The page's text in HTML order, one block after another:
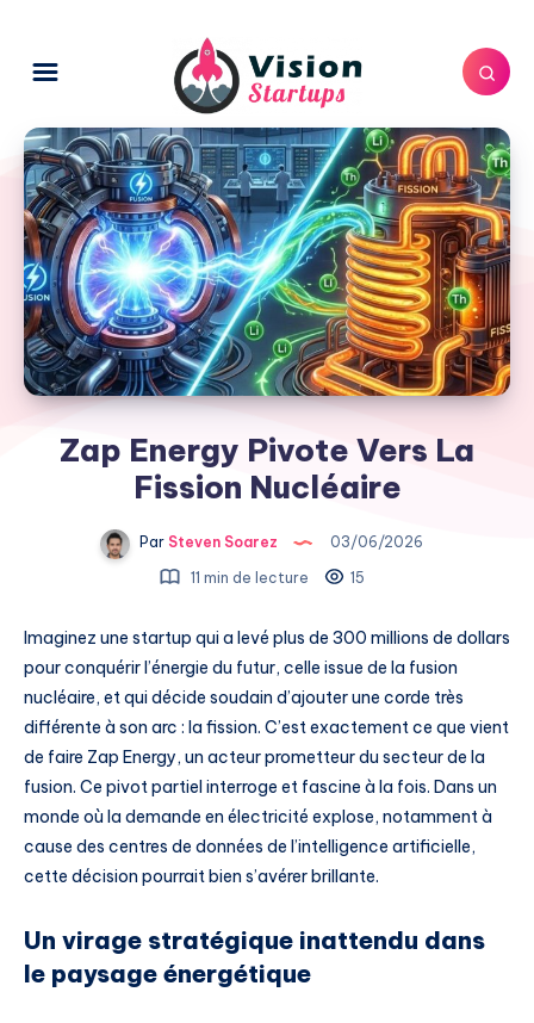
Zap Energy Pivote Vers La
Fission Nucléaire
ParSteven Soarez
03/06/2026
11 min de lecture
15
Imaginez une startup qui a levé plus de 300 millions de dollars
pour conquérir l’énergie du futur, celle issue de la fusion
nucléaire, et qui décide soudain d’ajouter une corde très
différente à son arc : la fission. C’est exactement ce que vient
de faire Zap Energy, un acteur prometteur du secteur de la
fusion. Ce pivot partiel interroge et fascine à la fois. Dans un
monde où la demande en électricité explose, notamment à
cause des centres de données de l’intelligence artificielle,
cette décision pourrait bien s’avérer brillante.
Un virage stratégique inattendu dans
le paysage énergétique